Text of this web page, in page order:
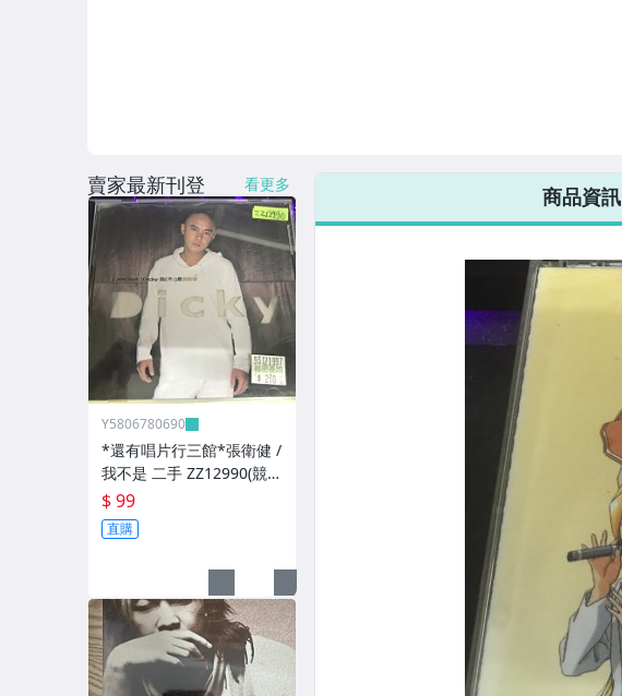
商品資訊
賣家最新刊登 看更多
Y5806780690
*還有唱片行三館*張衛健 /
我不是 二手 ZZ12990(競
標)(補單
$ 99
直購